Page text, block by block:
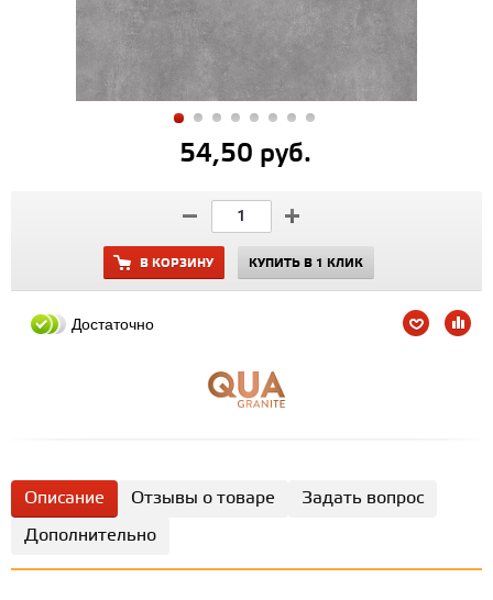
54,50 руб.
В КОРЗИНУ КУПИТЬ В 1 КЛИК
Достаточно
Описание Отзывы о товаре
Задать вопрос
Дополнительно